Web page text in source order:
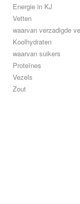
Energie in KJ
Vetten
waarvan verzadigde
Koolhydraten
waarvan suikers
Proteïnes
Vezels
Zout